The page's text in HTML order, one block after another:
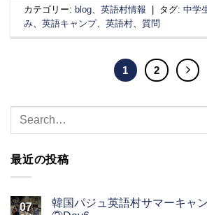
カテゴリー: blog 、英語村情報 タグ:中学
み 、英語キャンプ、英語村 、質問
1 2
最近の投稿
07
韓国パジュ英語村サマーキャ